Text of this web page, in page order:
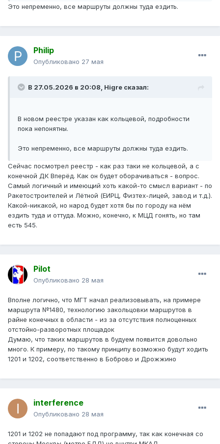
Это непременно, все маршруты должны туда ездить.
Philip
Опубликовано 27 мая
В 27.05.2026 в 20:08, Higre сказал:
В новом реестре указан как кольцевой, подробности
пока непонятны.
Это непременно, все маршруты должны туда ездить.
Сейчас посмотрел реестр - как раз таки не кольцевой, а с
конечной ДК Вперёд. Как он будет оборачиваться - вопрос.
Самый логичный и имеющий хоть какой-то смысл вариант - по
Ракетостроителей и Лётной (ЕИРЦ, Физтех-лицей, завод и т.д.).
Какой-никакой, но народ будет хотя бы по городу на нём
ездить туда и оттуда. Можно, конечно, к МЦД гонять, но там
есть 545.
Pilot
Опубликовано 28 мая
Вполне логично, что МГТ начал реализовывать, на примере
маршрута №1480, технологию закольцовки маршрутов в
райне конечных в области - из за отсутствия полноценных
отстойно-разворотных площадок
Думаю, что таких маршрутов в будуем появится довольно
много. К примеру, по такому принципу возможно будут ходить
1201 и 1202, соответственно в Боброво и Дрожжино
interference
Опубликовано 28 мая
1201 и 1202 не попадают под программу, так как конечная со